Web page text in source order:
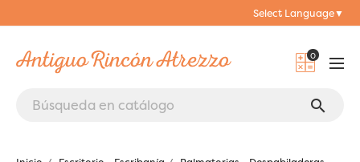
Select Language▼
0
search